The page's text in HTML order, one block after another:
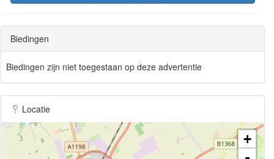
Biedingen
Biedingen zijn niet toegestaan op deze advertentie
Locatie
+